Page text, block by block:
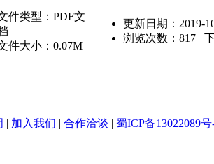
件类型：PDF文
件大小：0.07M
更新日期：2019-
浏览次数： 817
| 加入我们 | 合作洽谈 | 蜀ICP备13022089号